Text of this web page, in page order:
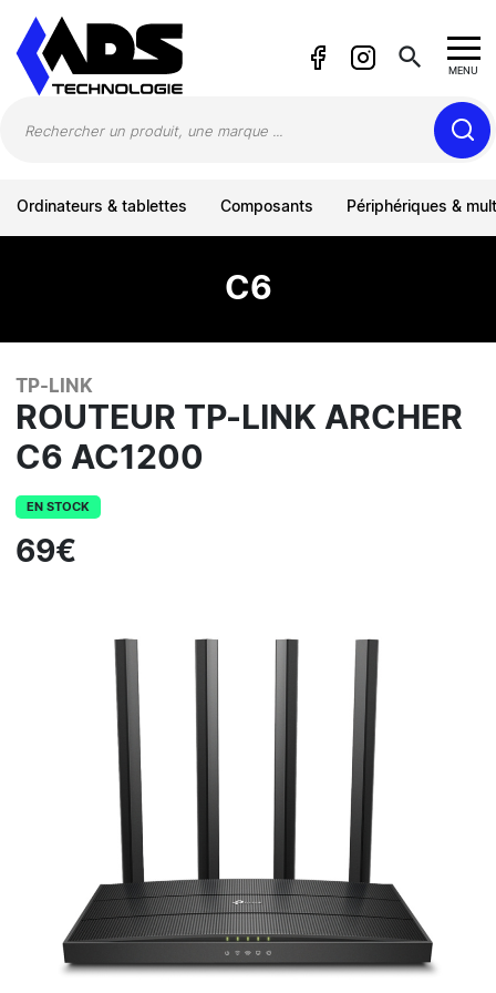
search MENU
Ordinateurs & tablettes Composants Périphériques &
C6
TP-LINK
ROUTEUR TP-LINK ARCHER
C6 AC1200
EN STOCK
69€